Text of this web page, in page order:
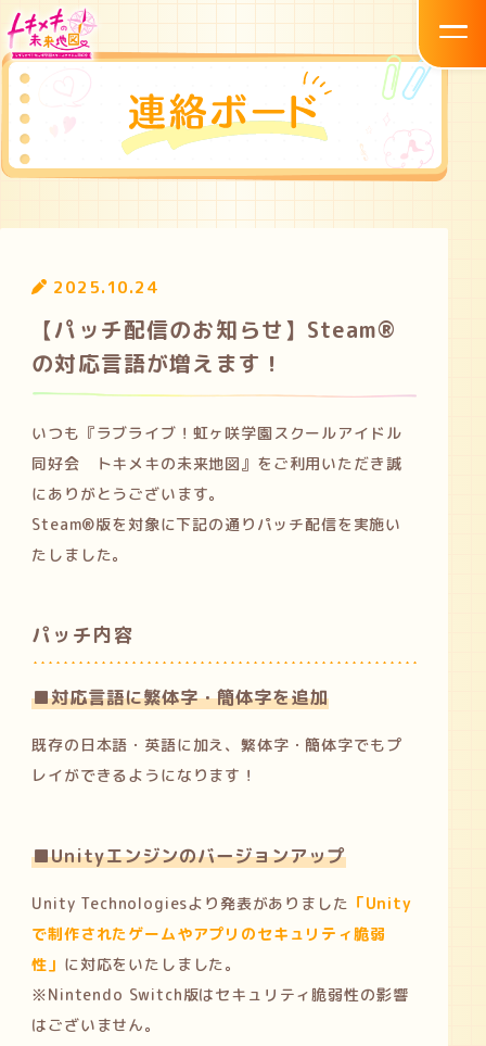
2025.10.24
【パッチ配信のお知らせ】Steam®
の対応言語が増えます！
いつも『ラブライブ！虹ヶ咲学園スクールアイドル
同好会 トキメキの未来地図』をご利用いただき誠
にありがとうございます。
Steam®版を対象に下記の通りパッチ配信を実施い
たしました。
パッチ内容
■対応言語に繁体字・簡体字を追加
既存の日本語・英語に加え、繁体字・簡体字でもプ
レイができるようになります！
■Unityエンジンのバージョンアップ
Unity Technologiesより発表がありました 「Unity
で制作されたゲームやアプリのセキュリティ脆弱
性」 に対応をいたしました。
※Nintendo Switch版はセキュリティ脆弱性の影響
はございません。